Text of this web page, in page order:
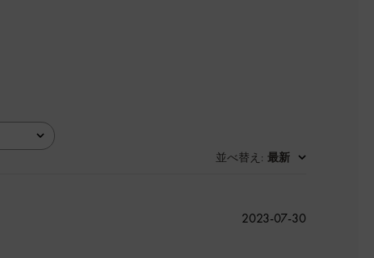
並べ替え : 最新
公
2023-07-30